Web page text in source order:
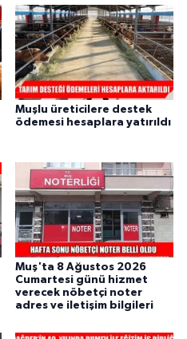
Muşlu üreticilere destek
ödemesi hesaplara yatırıldı
Muş'ta 8 Ağustos 2026
Cumartesi günü hizmet
verecek nöbetçi noter
adres ve iletişim bilgileri